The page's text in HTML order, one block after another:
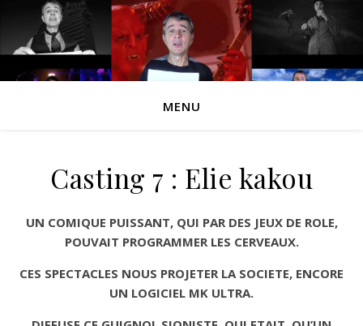
MENU
Casting 7 : Elie kakou
UN COMIQUE PUISSANT, QUI PAR DES JEUX DE ROLE,
POUVAIT PROGRAMMER LES CERVEAUX.
CES SPECTACLES NOUS PROJETER LA SOCIETE, ENCORE
UN LOGICIEL MK ULTRA.